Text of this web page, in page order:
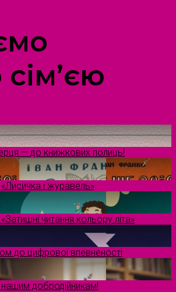
сім’єю
— до книжкових полиць!
і журавель»
читання кольору літа»
до цифрової впевненості
добродійникам!